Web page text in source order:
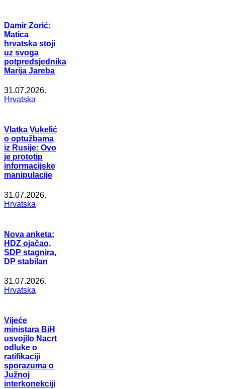
Damir Zorić:
Matica
hrvatska stoji
uz svoga
potpredsjednika
Marija Jareba
31.07.2026.
Hrvatska
Vlatka Vukelić
o optužbama
iz Rusije: Ovo
je prototip
informacijske
manipulacije
31.07.2026.
Hrvatska
Nova anketa:
HDZ ojačao,
SDP stagnira,
DP stabilan
31.07.2026.
Hrvatska
Vijeće
ministara BiH
usvojilo Nacrt
odluke o
ratifikaciji
sporazuma o
Južnoj
interkonekciji